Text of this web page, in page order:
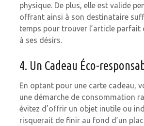
physique. De plus, elle est valide
offrant ainsi à son destinataire
temps pour trouver l’article parfait
à ses désirs.
4. Un Cadeau Éco-
En optant pour une carte cadeau,
une démarche de consommation
évitez d’offrir un objet inutile ou
risquerait de finir au fond d’un